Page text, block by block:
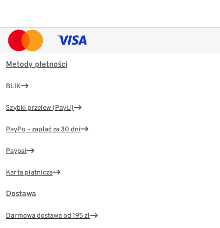
Metody płatności
BLIK
Szybki przelew (PayU)
PayPo – zapłać za 30 dni
Paypal
Karta płatnicza
Dostawa
Darmowa dostawa od 195 zł